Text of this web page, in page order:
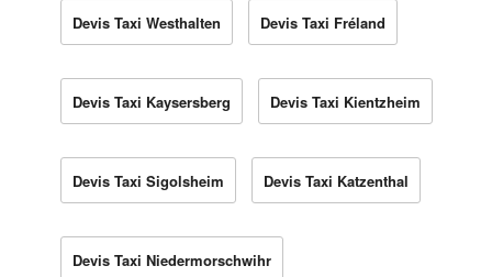
Devis Taxi Westhalten Devis Taxi Fréland
Devis Taxi Kaysersberg Devis Taxi Kientzheim
Devis Taxi Sigolsheim Devis Taxi Katzenthal
Devis Taxi Niedermorschwihr